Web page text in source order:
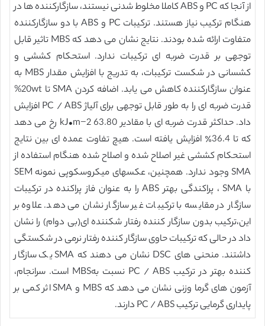
از آنجا که PC و ABS کاملا مخلوط شدنی نیستند، سازگارکننده ها در
هنگام ترکیب نیاز هستند. ترکیبات PC و ABS با دو سازگارکننده
متفاوت ارائه شده بودند. نتایج نشان می دهد که MBS تاثير قابل
توجهی بر قدرت ضربه ای ترکیبات ندارد. استحکام کششی و
کشسانی در شکست ترکیبات، به تدریج با افزایش مقدار MBS به
عنوان سازگارکننده کاهش می یابد. اضافه کردن SMA تا 20wt%
قدرت ضربه ای را به طور قابل توجهی برای آلیاژ PC / ABS افزایش
داد. حداکثر قدرت ضربه ای با مقادیر 63.80 kJ•m−2 رخ می دهد
که تا 36.4٪ افزایش یافته است. هیچ تفاوت عمده ای بین نتایج
استحکام کششی غیر اصلاح شده و اصلاح شده هنگام استفاده از
SMA وجود ندارد. همچنین، عکسهای میکروسکوپی نمونه SEM
با SMA ، پراکندگی بهتر ABS را به عنوان فاز پراکنده در ترکیبات
سازگار در مقایسه با ترکیبات غیر سازگار نشان می دهد. علاوه بر
این،ترکیب بدون سازگار کننده رفتار شکننده ای(بی دوام) را نشان
داد در حالی که ترکیبات حاوی سازگار کننده رفتار نرمی در شکستگی
داشتند. منحنی های DSC نشان می دهند که SMA یک سازگار
کننده بهتر در ترکیب PC / ABS نسبت بهMBS است. سرانجام،
آزمون های گرما وزنی نشان می دهد که MBS و SMA اثر کمی بر
پایداری گرمایی ترکیب PC / ABS دارند.